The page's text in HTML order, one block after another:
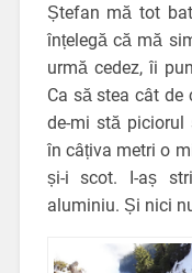
Ștefan mă tot
înțelegă că mă
urmă cedez, îi
Ca să stea cât de
de-mi stă piciorul
în câțiva metri o
și-i scot. I-aș
aluminiu. Și nici